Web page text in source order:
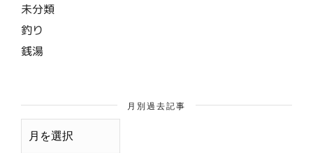
未分類
釣り
銭湯
月別過去記事
月